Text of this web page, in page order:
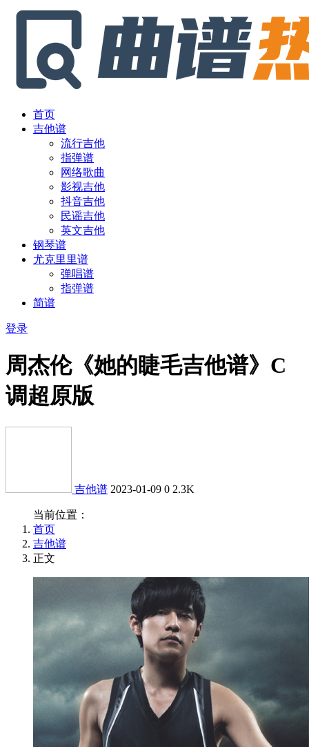
首页
吉他谱
流行吉他
指弹谱
网络歌曲
影视吉他
抖音吉他
民谣吉他
英文吉他
钢琴谱
尤克里里谱
弹唱谱
指弹谱
简谱
登录
周杰伦《她的睫毛吉他谱》C
调超原版
吉他谱 2023-01-09 0 2.3K
当前位置：
首页
吉他谱
正文